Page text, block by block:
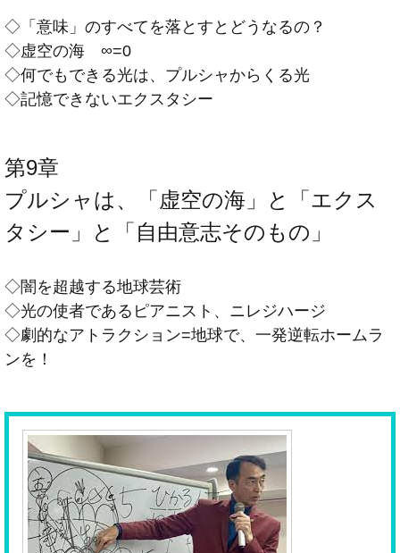
◇「意味」のすべてを落とすとどうなるの？
◇虚空の海 ∞=0
◇何でもできる光は、プルシャからくる光
◇記憶できないエクスタシー
第9章
プルシャは、「虚空の海」と「エクス
タシー」と「自由意志そのもの」
◇闇を超越する地球芸術
◇光の使者であるピアニスト、ニレジハージ
◇劇的なアトラクション=地球で、一発逆転ホームラ
ンを！